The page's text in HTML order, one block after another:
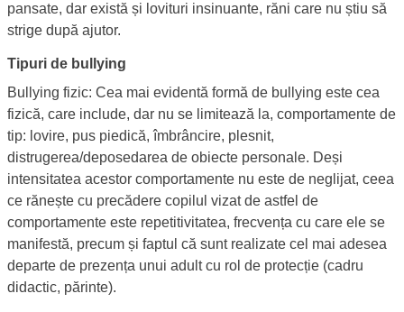
pansate, dar există și lovituri insinuante, răni care nu știu să
strige după ajutor.
Tipuri de bullying
Bullying fizic: Cea mai evidentă formă de bullying este cea
fizică, care include, dar nu se limitează la, comportamente de
tip: lovire, pus piedică, îmbrâncire, plesnit,
distrugerea/deposedarea de obiecte personale. Deși
intensitatea acestor comportamente nu este de neglijat, ceea
ce rănește cu precădere copilul vizat de astfel de
comportamente este repetitivitatea, frecvența cu care ele se
manifestă, precum și faptul că sunt realizate cel mai adesea
departe de prezența unui adult cu rol de protecție (cadru
didactic, părinte).